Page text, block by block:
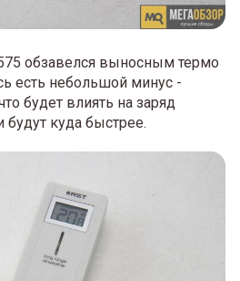
обзавелся выносным термо
есть небольшой минус -
будет влиять на заряд
будут куда быстрее.